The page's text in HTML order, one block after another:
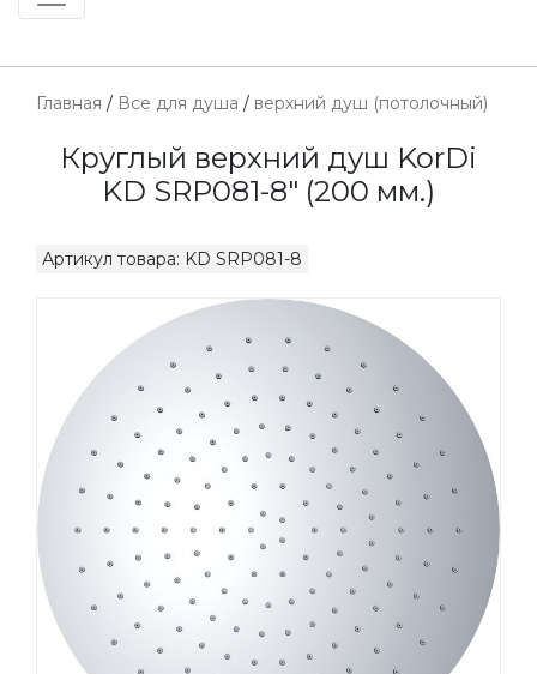
Главная / Все для душа / верхний душ (потолочный)
Круглый верхний душ KorDi
KD SRP081-8" (200 мм.)
Артикул товара: KD SRP081-8